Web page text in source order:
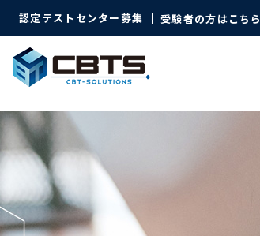
認定テストセンター募集 受験者の方はこちら